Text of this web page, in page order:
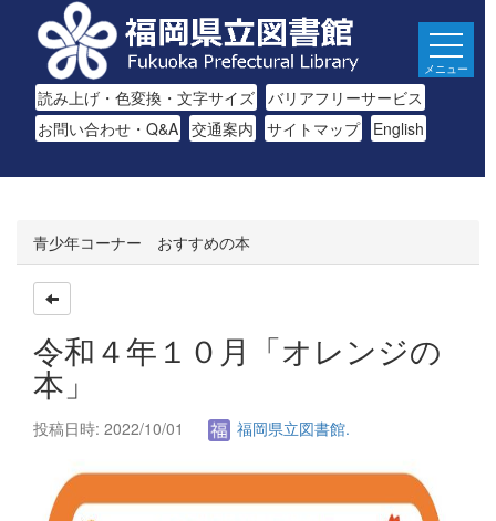
読み上げ・色変換・文字サイズ バリアフリーサービス
お問い合わせ・Q&A 交通案内 サイトマップ English
メニュー
青少年コーナー おすすめの本
令和４年１０月「オレンジの
本」
投稿日時: 2022/10/01 福岡県立図書館.